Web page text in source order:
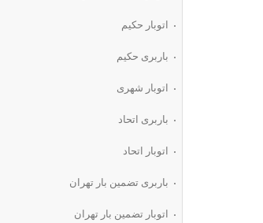
اتوبار حکیم
باربری حکیم
اتوبار شهری
باربری اتحاد
اتوبار اتحاد
باربری تضمین بار تهران
اتوبار تضمین بار تهران